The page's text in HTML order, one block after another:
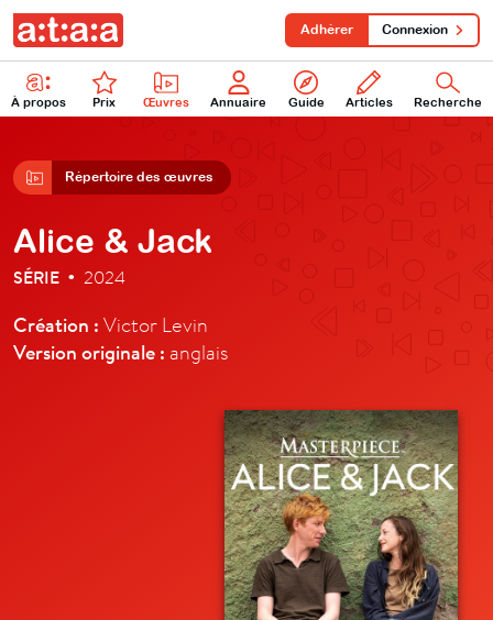
À propos Prix Œuvres Annuaire Guide Articles Recherche
Adhérer Connexion
Répertoire des œuvres
Alice & Jack
SÉRIE • 2024
Création : Victor Levin
Version originale : anglais